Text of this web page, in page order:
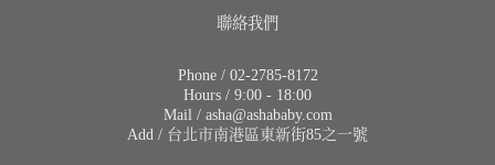
聯絡我們
Phone / 02-2785-8172
Hours / 9:00 - 18:00
Mail / asha@ashababy.com
Add / 台北市南港區東新街85之一號